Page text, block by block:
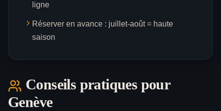
ligne
Réserver en avance : juillet-août = haute
saison
Conseils pratiques pour
Genève